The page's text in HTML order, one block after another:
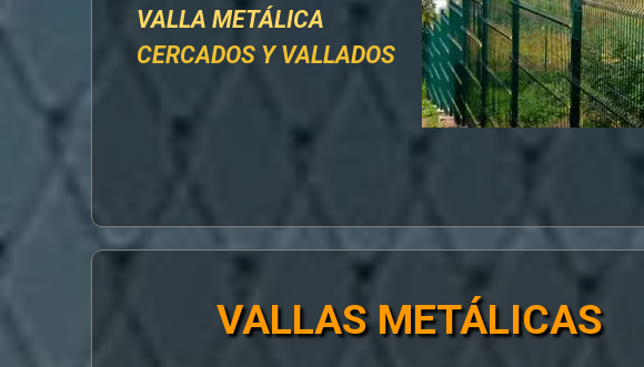
VALLA METÁLICA
CERCADOS Y VALLADOS
VALLAS METÁLICAS